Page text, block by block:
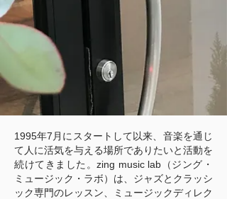
1995年7月にスタートして以来、音楽を通じ
て人に活気を与える場所でありたいと活動を
続けてきました。zing music lab（ジング・
ミュージック・ラボ）は、ジャズとクラッシ
ック専門のレッスン、ミュージックディレク